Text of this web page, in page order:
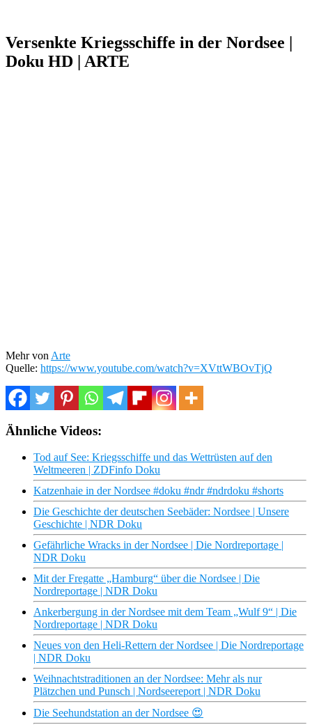
Versenkte Kriegsschiffe in der Nordsee |
Doku HD | ARTE
Mehr von Arte
Quelle: https://www.youtube.com/watch?v=XVttWBOvTjQ
Ähnliche Videos:
Tod auf See: Kriegsschiffe und das Wettrüsten auf den
Weltmeeren | ZDFinfo Doku
Katzenhaie in der Nordsee #doku #ndr #ndrdoku #shorts
Die Geschichte der deutschen Seebäder: Nordsee | Unsere
Geschichte | NDR Doku
Gefährliche Wracks in der Nordsee | Die Nordreportage |
NDR Doku
Mit der Fregatte „Hamburg“ über die Nordsee | Die
Nordreportage | NDR Doku
Ankerbergung in der Nordsee mit dem Team „Wulf 9“ | Die
Nordreportage | NDR Doku
Neues von den Heli-Rettern der Nordsee | Die Nordreportage
| NDR Doku
Weihnachtstraditionen an der Nordsee: Mehr als nur
Plätzchen und Punsch | Nordseereport | NDR Doku
Die Seehundstation an der Nordsee 😍